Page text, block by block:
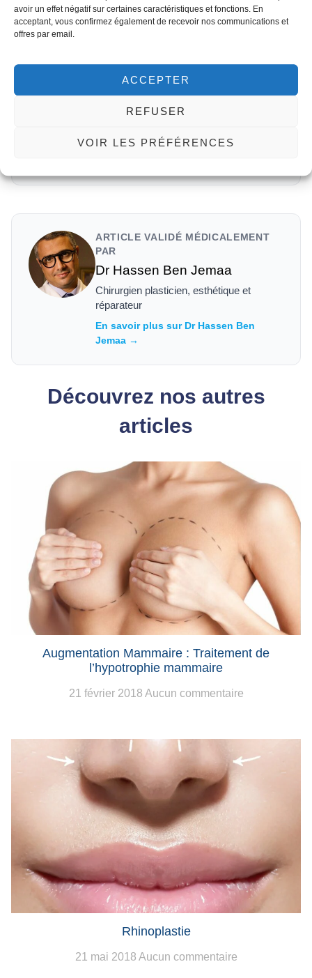
avoir un effet négatif sur certaines caractéristiques et fonctions. En
acceptant, vous confirmez également de recevoir nos communications et
offres par email.
ACCEPTER
REFUSER
VOIR LES PRÉFÉRENCES
cookies marketing et activer ce
contenu
Chirurgie esthétique Tunisie - Témoignage de Nicole - Med
ARTICLE VALIDÉ MÉDICALEMENT
PAR
Dr Hassen Ben Jemaa
Chirurgien plasticien, esthétique et
réparateur
En savoir plus sur Dr Hassen Ben
Jemaa →
Découvrez nos autres
articles
Augmentation Mammaire : Traitement de
l’hypotrophie mammaire
21 février 2018 Aucun commentaire
Rhinoplastie
21 mai 2018 Aucun commentaire